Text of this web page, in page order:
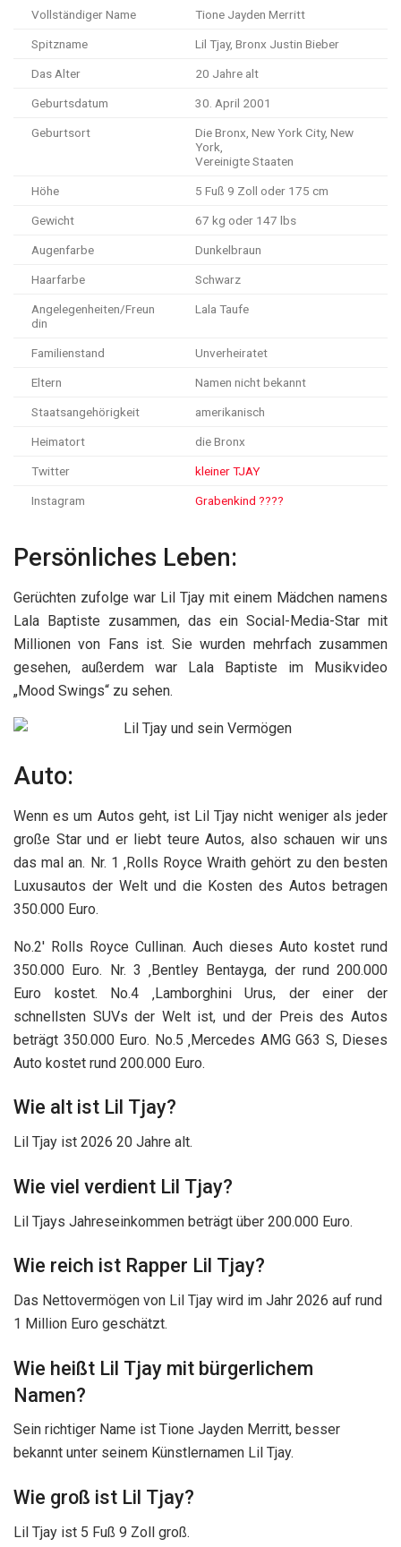
Vollständiger Name Tione Jayden Merritt
Spitzname Lil Tjay, Bronx Justin Bieber
Das Alter 20 Jahre alt
Geburtsdatum 30. April 2001
Geburtsort
Die Bronx, New York City, New
York,
Vereinigte Staaten
Höhe 5 Fuß 9 Zoll oder 175 cm
Gewicht 67 kg oder 147 lbs
Augenfarbe Dunkelbraun
Haarfarbe Schwarz
Angelegenheiten/Freun
din
Lala Taufe
Familienstand Unverheiratet
Eltern Namen nicht bekannt
Staatsangehörigkeit amerikanisch
Heimatort die Bronx
Twitter kleiner TJAY
Instagram Grabenkind ????
Persönliches Leben:
Gerüchten zufolge war Lil Tjay mit einem Mädchen namens
Lala Baptiste zusammen, das ein Social-Media-Star mit
Millionen von Fans ist. Sie wurden mehrfach zusammen
gesehen, außerdem war Lala Baptiste im Musikvideo
„Mood Swings“ zu sehen.
Auto:
Wenn es um Autos geht, ist Lil Tjay nicht weniger als jeder
große Star und er liebt teure Autos, also schauen wir uns
das mal an. Nr. 1 ‚Rolls Royce Wraith gehört zu den besten
Luxusautos der Welt und die Kosten des Autos betragen
350.000 Euro.
No.2′ Rolls Royce Cullinan. Auch dieses Auto kostet rund
350.000 Euro. Nr. 3 ‚Bentley Bentayga, der rund 200.000
Euro kostet. No.4 ‚Lamborghini Urus, der einer der
schnellsten SUVs der Welt ist, und der Preis des Autos
beträgt 350.000 Euro. No.5 ‚Mercedes AMG G63 S, Dieses
Auto kostet rund 200.000 Euro.
Wie alt ist Lil Tjay?
Lil Tjay ist 2026 20 Jahre alt.
Wie viel verdient Lil Tjay?
Lil Tjays Jahreseinkommen beträgt über 200.000 Euro.
Wie reich ist Rapper Lil Tjay?
Das Nettovermögen von Lil Tjay wird im Jahr 2026 auf rund
1 Million Euro geschätzt.
Wie heißt Lil Tjay mit bürgerlichem
Namen?
Sein richtiger Name ist Tione Jayden Merritt, besser
bekannt unter seinem Künstlernamen Lil Tjay.
Wie groß ist Lil Tjay?
Lil Tjay ist 5 Fuß 9 Zoll groß.